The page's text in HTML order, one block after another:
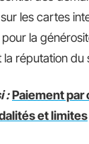
les cartes
la
la réputation du
: Paiement par
et limites